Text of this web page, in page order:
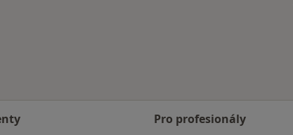
Pro profesionály